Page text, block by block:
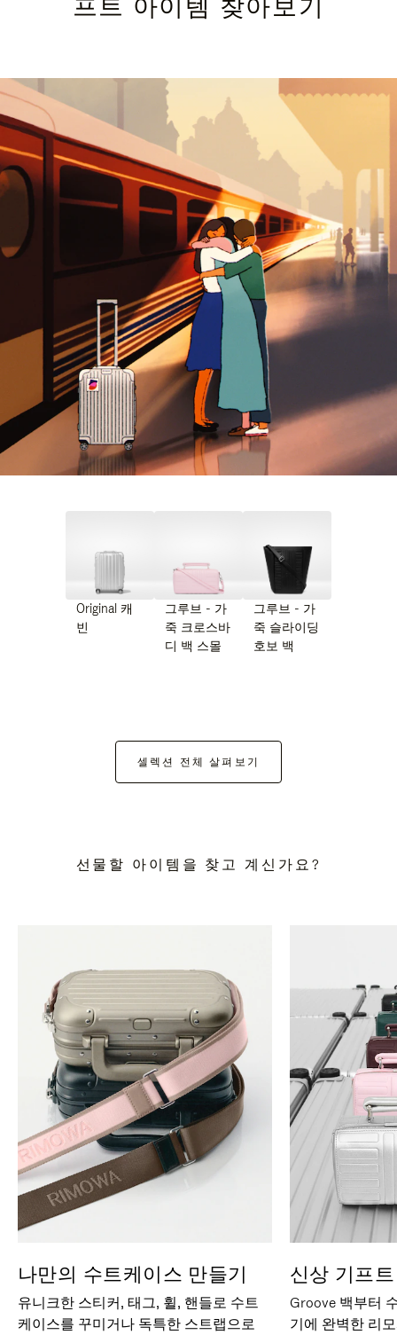
Original 캐
빈
그루브 - 가
죽 크로스바
디 백 스몰
그루브 - 가
죽 슬라이딩
호보 백
셀렉션 전체 살펴보기
선물할 아이템을 찾고 계신가요?
나만의 수트케이스 만들기
유니크한 스티커, 태그, 휠, 핸들로 수트
케이스를 꾸미거나 독특한 스트랩으로
신상 기프
Groove 백부터
기에 완벽한 리